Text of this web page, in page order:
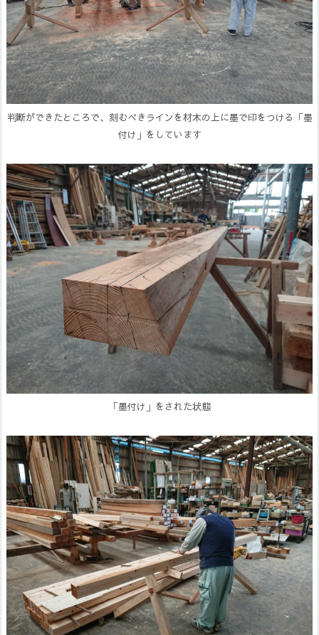
判断ができたところで、刻むべきラインを材木の上に墨で印をつける「墨
付け」をしています
「墨付け」をされた状態